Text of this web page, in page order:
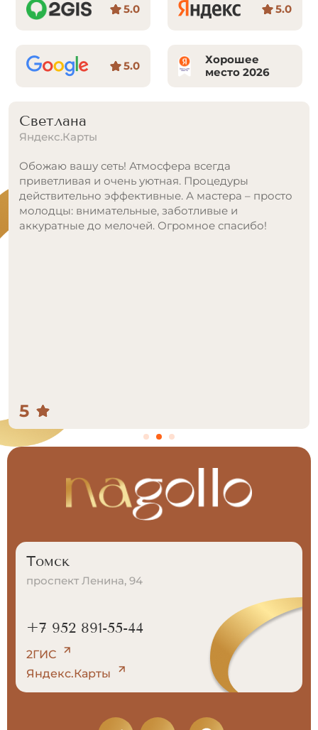
5.0 5.0
5.0
Хорошее
место 2026
Лана
Яндекс.Карты
Главный плюс для меня, отличное расположение
клиники. Да и припарковаться на соседней улице
не проблема.
Но больше всего впечатлил александритовый
лазер! Первый раз попробовала тут по акции, без
5
Томск
проспект Ленина, 94
+7 952 891-55-44
2ГИС
Яндекс.Карты